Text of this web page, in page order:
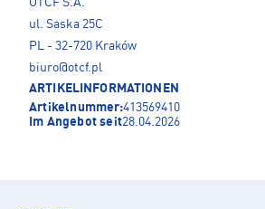
OTCF S.A.
ul. Saska 25C
PL - 32-720 Kraków
biuro@otcf.pl
ARTIKELINFORMATIONEN
Artikelnummer:413569410
Im Angebot seit28.04.2026